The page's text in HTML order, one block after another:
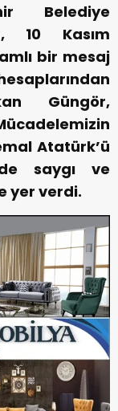
Belediye
10 Kasım
bir mesaj
Güngör,
Atatürk’ü
saygı ve
yer verdi.